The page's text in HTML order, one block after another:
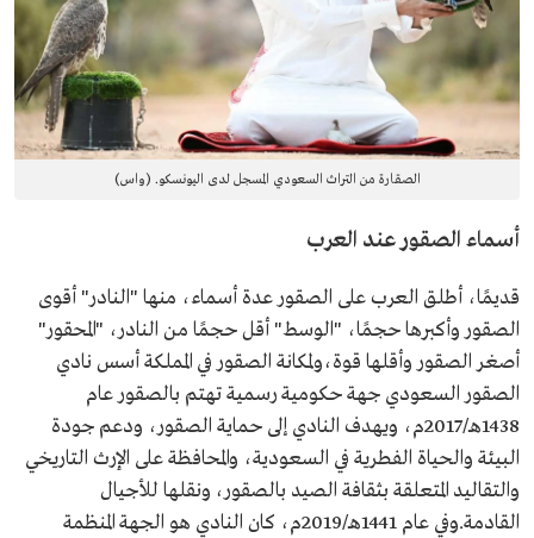
الصقارة من التراث السعودي المسجل لدى اليونسكو. (واس)
أسماء الصقور عند العرب
قديمًا، أطلق العرب على الصقور عدة أسماء، منها "النادر" أقوى
الصقور وأكبرها حجمًا، "الوسط" أقل حجمًا من النادر، "المحقور"
أصغر الصقور وأقلها قوة،ولمكانة الصقور في المملكة أسس نادي
الصقور السعودي جهة حكومية رسمية تهتم بالصقور عام
1438هـ/2017م، ويهدف النادي إلى حماية الصقور، ودعم جودة
البيئة والحياة الفطرية في السعودية، والمحافظة على الإرث التاريخي
والتقاليد المتعلقة بثقافة الصيد بالصقور، ونقلها للأجيال
القادمة.وفي عام 1441هـ/2019م، كان النادي هو الجهة المنظمة